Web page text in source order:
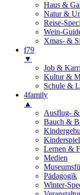
Haus &
Natur &
Reise-
Wein-
Xmas- &
f79
▼
Job &
Kultur &
Schule &
4family
▲
Ausflug-
Bauch &
Lernen &
Medien
Pädagogik
Winter-